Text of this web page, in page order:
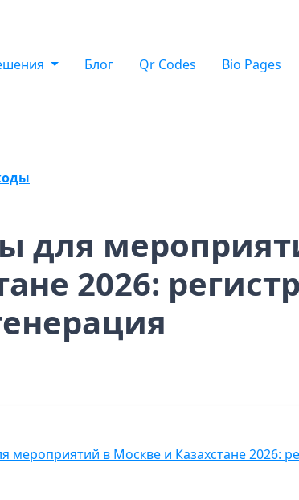
Блог Qr Codes Bio Pages
для
2026: